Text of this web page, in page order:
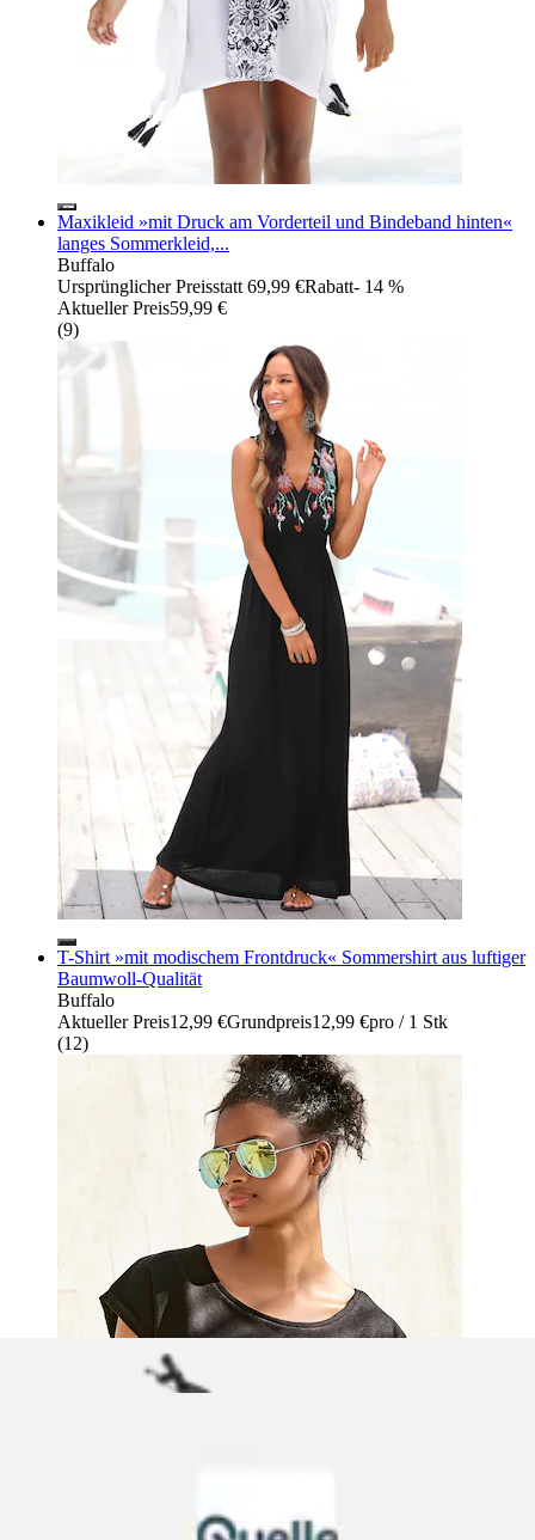
Maxikleid »mit Druck am Vorderteil und Bindeband hinten«
langes Sommerkleid,...
Buffalo
Ursprünglicher Preisstatt 69,99 €Rabatt- 14 %
Aktueller Preis59,99 €
(9)
T-Shirt »mit modischem Frontdruck« Sommershirt aus luftiger
Baumwoll-Qualität
Buffalo
Aktueller Preis12,99 €Grundpreis12,99 €pro / 1 Stk
(12)